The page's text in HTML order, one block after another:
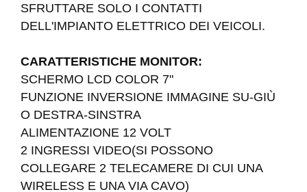
SFRUTTARE SOLO I CONTATTI
DELL'IMPIANTO ELETTRICO DEI VEICOLI.
CARATTERISTICHE MONITOR:
SCHERMO LCD COLOR 7"
FUNZIONE INVERSIONE IMMAGINE SU-GIÙ
O DESTRA-SINSTRA
ALIMENTAZIONE 12 VOLT
2 INGRESSI VIDEO(SI POSSONO
COLLEGARE 2 TELECAMERE DI CUI UNA
WIRELESS E UNA VIA CAVO)